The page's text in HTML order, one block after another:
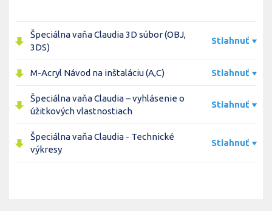
Špeciálna vaňa Claudia 3D súbor (OBJ,
3DS)
Stiahnuť
M-Acryl Návod na inštaláciu (A,C) Stiahnuť
Špeciálna vaňa Claudia – vyhlásenie o
úžitkových vlastnostiach
Stiahnuť
Špeciálna vaňa Claudia - Technické
výkresy
Stiahnuť